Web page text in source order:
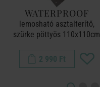
WATERPROOF
lemosható asztalterítő,
szürke pöttyös 110x110cm
2 990 Ft